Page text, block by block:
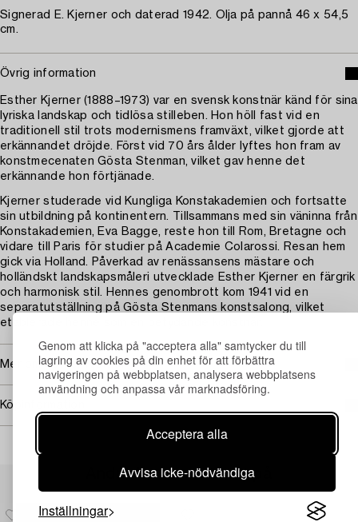
Genom att klicka på "acceptera alla" samtycker du till
lagring av cookies på din enhet för att förbättra
navigeringen på webbplatsen, analysera webbplatsens
användning och anpassa vår marknadsföring.
Acceptera alla
Avvisa icke-nödvändiga
Inställningar
Signerad E. Kjerner och daterad 1942. Olja på pannå 46 x 54,5
cm.
Övrig information
Esther Kjerner (1888–1973) var en svensk konstnär känd för sina
lyriska landskap och tidlösa stilleben. Hon höll fast vid en
traditionell stil trots modernismens framväxt, vilket gjorde att
erkännandet dröjde. Först vid 70 års ålder lyftes hon fram av
konstmecenaten Gösta Stenman, vilket gav henne det
erkännande hon förtjänade.
Kjerner studerade vid Kungliga Konstakademien och fortsatte
sin utbildning på kontinentern. Tillsammans med sin väninna från
Konstakademien, Eva Bagge, reste hon till Rom, Bretagne och
vidare till Paris för studier på Academie Colarossi. Resan hem
gick via Holland. Påverkad av renässansens mästare och
holländskt landskapsmåleri utvecklade Esther Kjerner en färgrik
och harmonisk stil. Hennes genombrott kom 1941 vid en
separatutställning på Gösta Stenmans konstsalong, vilket
etablerade henne som en betydande konstnär.
Mer om Esther Kjerner
Köpinformation
Andra har även tittat på